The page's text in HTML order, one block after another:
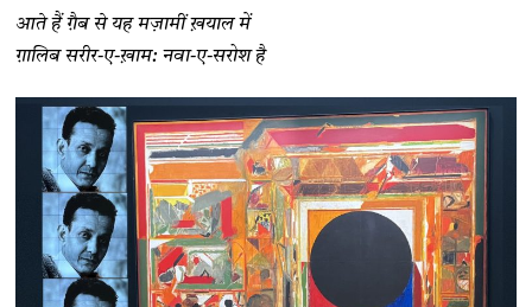
आते हैं ग़ैब से यह मज़ामीं ख़याल में
ग़ालिब सरीर-ए-ख़ाम: नवा-ए-सरोश है